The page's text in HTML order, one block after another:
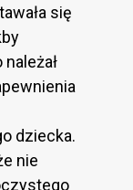
się
dziecka.
nie